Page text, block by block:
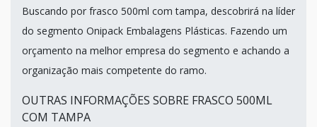
Buscando por frasco 500ml com tampa, descobrirá na líder
do segmento Onipack Embalagens Plásticas. Fazendo um
orçamento na melhor empresa do segmento e achando a
organização mais competente do ramo.
OUTRAS INFORMAÇÕES SOBRE FRASCO 500ML
COM TAMPA